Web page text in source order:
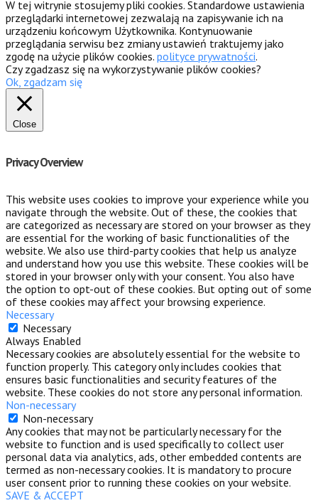
W tej witrynie stosujemy pliki cookies. Standardowe ustawienia
przeglądarki internetowej zezwalają na zapisywanie ich na
urządzeniu końcowym Użytkownika. Kontynuowanie
przeglądania serwisu bez zmiany ustawień traktujemy jako
zgodę na użycie plików cookies. polityce prywatności.
Czy zgadzasz się na wykorzystywanie plików cookies?
Ok, zgadzam się
Close
Privacy Overview
This website uses cookies to improve your experience while you
navigate through the website. Out of these, the cookies that
are categorized as necessary are stored on your browser as they
are essential for the working of basic functionalities of the
website. We also use third-party cookies that help us analyze
and understand how you use this website. These cookies will be
stored in your browser only with your consent. You also have
the option to opt-out of these cookies. But opting out of some
of these cookies may affect your browsing experience.
Necessary
Necessary
Always Enabled
Necessary cookies are absolutely essential for the website to
function properly. This category only includes cookies that
ensures basic functionalities and security features of the
website. These cookies do not store any personal information.
Non-necessary
Non-necessary
Any cookies that may not be particularly necessary for the
website to function and is used specifically to collect user
personal data via analytics, ads, other embedded contents are
termed as non-necessary cookies. It is mandatory to procure
user consent prior to running these cookies on your website.
SAVE & ACCEPT